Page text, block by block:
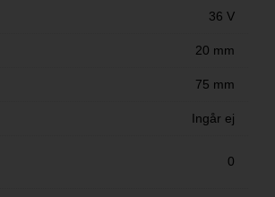
36 V
20 mm
75 mm
Ingår ej
0